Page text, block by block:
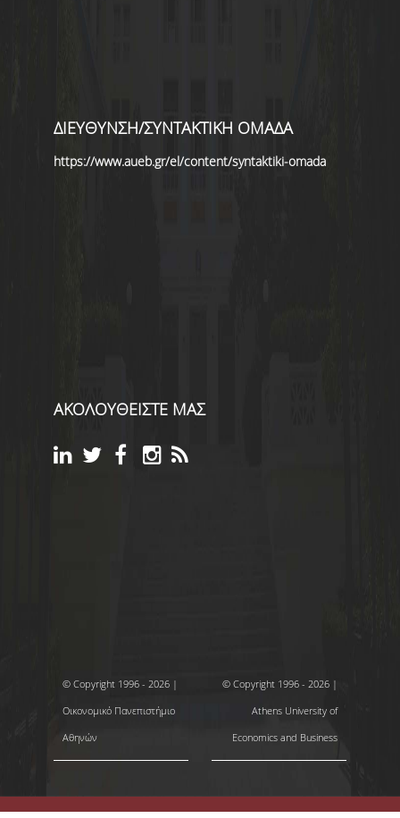
ΔΙΕΥΘΥΝΣΗ/ΣΥΝΤΑΚΤΙΚΗ ΟΜΑΔΑ
https://www.aueb.gr/el/content/syntaktiki-omada
ΑΚΟΛΟΥΘΕΙΣΤΕ ΜΑΣ
© Copyright 1996 - 2026 |
Οικονομικό Πανεπιστήμιο
Αθηνών
© Copyright 1996 - 2026 |
Athens University of
Economics and Business